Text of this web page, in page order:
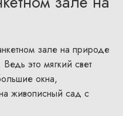
зале на природе
это мягкий свет
окна,
живописный сад с